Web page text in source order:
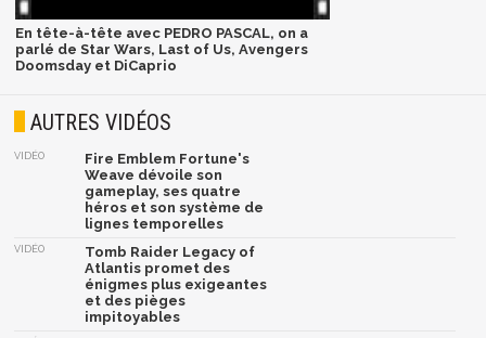
En tête-à-tête avec PEDRO PASCAL, on a
parlé de Star Wars, Last of Us, Avengers
Doomsday et DiCaprio
AUTRES VIDÉOS
VIDÉO
Fire Emblem Fortune's
Weave dévoile son
gameplay, ses quatre
héros et son système de
lignes temporelles
VIDÉO
Tomb Raider Legacy of
Atlantis promet des
énigmes plus exigeantes
et des pièges
impitoyables